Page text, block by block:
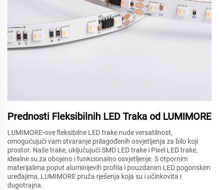
Prednosti Fleksibilnih LED Traka od LUMIMORE
LUMIMORE-ove fleksibilne LED trake nude versatilnost,
omogućujući vam stvaranje prilagođenih osvjetljenja za bilo koji
prostor. Naše trake, uključujući SMD LED trake i Pixel LED trake,
idealne su za obojeno i funkcionalno osvjetljenje. S otpornim
materijalima poput aluminijevih profila i pouzdanim LED pogonskim
uređajima, LUMIMORE pruža rješenja koja su i učinkovita i
dugotrajna.